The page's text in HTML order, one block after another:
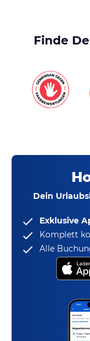
Finde
Dein
Exklusive
Komplett
Alle